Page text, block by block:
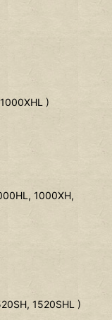
)
1000XH,
1520SHL )